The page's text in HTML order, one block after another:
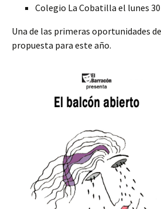
Colegio La Cobatilla el lunes 30
Una de las primeras oportunidades
propuesta para este año.